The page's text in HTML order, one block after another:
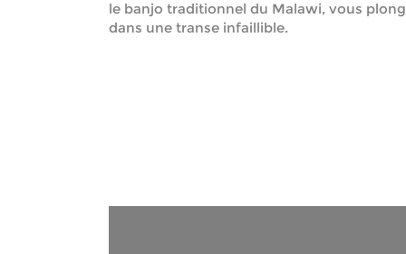
le banjo traditionnel du Malawi, vous
dans une transe infaillible.